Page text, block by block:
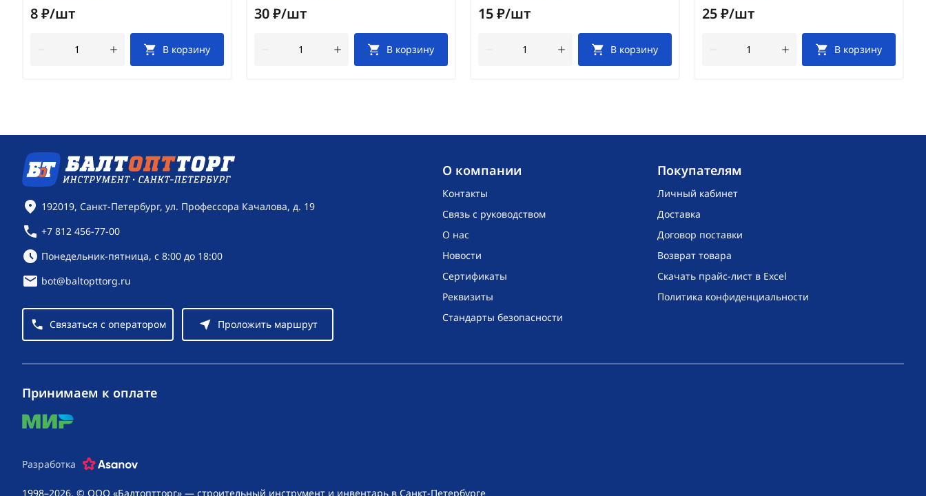
8 ₽/шт
В корзину
30 ₽/шт
В корзину
15 ₽/шт
В корзину
25 ₽/шт
В корзину
O компании
Контакты
Связь с руководством
О нас
Новости
Сертификаты
Реквизиты
Стандарты безопасности
Покупателям
Личный кабинет
Доставка
Договор поставки
Возврат товара
Скачать прайс-лист в Excel
Политика конфиденциальности
Контактная информация
192019, Санкт-Петербург, ул. Профессора Качалова, д. 19
+7 812 456-77-00
Режим работы:
Понедельник-пятница, с 8:00 до 18:00
bot@baltopttorg.ru
Связаться с оператором Проложить маршрут
1998–2026, © ООО «Балтоптторг» — строительный инструмент и инвентарь в Санкт-Петербурге
Принимаем к оплате
mir
Разработка